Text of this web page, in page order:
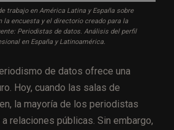
trabajo en América Latina y España sobre
la encuesta y el directorio creado para la
Periodistas de datos. Análisis del perfil
en España y Latinoamérica.
de datos ofrece una
Hoy, cuando las salas de
la mayoría de los periodistas
relaciones públicas. Sin embargo,